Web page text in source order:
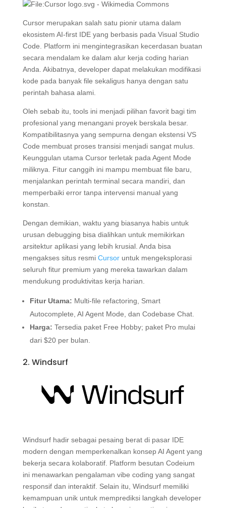
Cursor merupakan salah satu pionir utama dalam
ekosistem AI-first IDE yang berbasis pada Visual Studio
Code. Platform ini mengintegrasikan kecerdasan buatan
secara mendalam ke dalam alur kerja coding harian
Anda. Akibatnya, developer dapat melakukan modifikasi
kode pada banyak file sekaligus hanya dengan satu
perintah bahasa alami.
Oleh sebab itu, tools ini menjadi pilihan favorit bagi tim
profesional yang menangani proyek berskala besar.
Kompatibilitasnya yang sempurna dengan ekstensi VS
Code membuat proses transisi menjadi sangat mulus.
Keunggulan utama Cursor terletak pada Agent Mode
miliknya. Fitur canggih ini mampu membuat file baru,
menjalankan perintah terminal secara mandiri, dan
memperbaiki error tanpa intervensi manual yang
konstan.
Dengan demikian, waktu yang biasanya habis untuk
urusan debugging bisa dialihkan untuk memikirkan
arsitektur aplikasi yang lebih krusial. Anda bisa
mengakses situs resmi Cursoruntuk mengeksplorasi
seluruh fitur premium yang mereka tawarkan dalam
mendukung produktivitas kerja harian.
Fitur Utama: Multi-file refactoring, Smart
Autocomplete, AI Agent Mode, dan Codebase Chat.
Harga: Tersedia paket Free Hobby; paket Pro mulai
dari $20 per bulan.
2. Windsurf
Windsurf hadir sebagai pesaing berat di pasar IDE
modern dengan memperkenalkan konsep AI Agent yang
bekerja secara kolaboratif. Platform besutan Codeium
ini menawarkan pengalaman vibe coding yang sangat
responsif dan interaktif. Selain itu, Windsurf memiliki
kemampuan unik untuk memprediksi langkah developer